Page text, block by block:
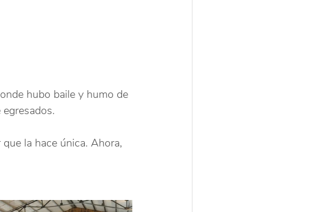
hubo baile y humo de
la hace única. Ahora,